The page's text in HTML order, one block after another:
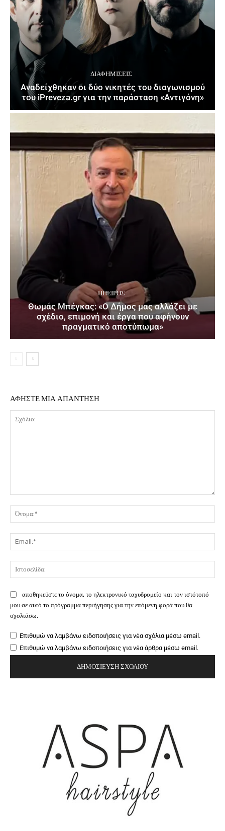
ΔΙΑΦΗΜΊΣΕΙΣ
Αναδείχθηκαν οι δύο νικητές του διαγωνισμού
του iPreveza.gr για την παράσταση «Αντιγόνη»
ΉΠΕΙΡΟΣ
Θωμάς Μπέγκας: «Ο Δήμος μας αλλάζει με
σχέδιο, επιμονή και έργα που αφήνουν
πραγματικό αποτύπωμα»
ΑΦΗΣΤΕ ΜΙΑ ΑΠΑΝΤΗΣΗ
αποθηκεύστε το όνομα, το ηλεκτρονικό ταχυδρομείο και τον ιστότοπό
μου σε αυτό το πρόγραμμα περιήγησης για την επόμενη φορά που θα
σχολιάσω.
Επιθυμώ να λαμβάνω ειδοποιήσεις για νέα σχόλια μέσω email.
Επιθυμώ να λαμβάνω ειδοποιήσεις για νέα άρθρα μέσω email.